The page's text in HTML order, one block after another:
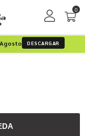
0
DESCARGAR